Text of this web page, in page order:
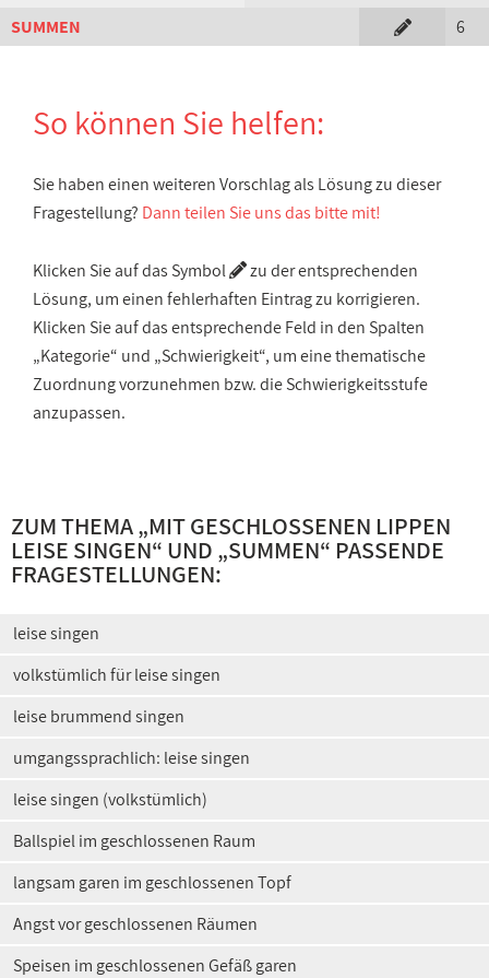
SUMMEN
6
So können Sie helfen:
Sie haben einen weiteren Vorschlag als Lösung zu dieser
Fragestellung? Dann teilen Sie uns das bitte mit!
Klicken Sie auf das Symbol
zu der entsprechenden
Lösung, um einen fehlerhaften Eintrag zu korrigieren.
Klicken Sie auf das entsprechende Feld in den Spalten
„Kategorie“ und „Schwierigkeit“, um eine thematische
Zuordnung vorzunehmen bzw. die Schwierigkeitsstufe
anzupassen.
ZUM THEMA „MIT GESCHLOSSENEN LIPPEN
LEISE SINGEN“ UND „SUMMEN“ PASSENDE
FRAGESTELLUNGEN:
leise singen
volkstümlich für leise singen
leise brummend singen
umgangssprachlich: leise singen
leise singen (volkstümlich)
Ballspiel im geschlossenen Raum
langsam garen im geschlossenen Topf
Angst vor geschlossenen Räumen
Speisen im geschlossenen Gefäß garen